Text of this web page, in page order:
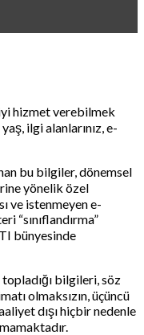
hizmet verebilmek
ilgi alanlarınız, e-
bu bilgiler, dönemsel
yönelik özel
ve istenmeyen e-
“sınıflandırma”
bünyesinde
bilgileri, söz
olmaksızın, üçüncü
dışı hiçbir nedenle